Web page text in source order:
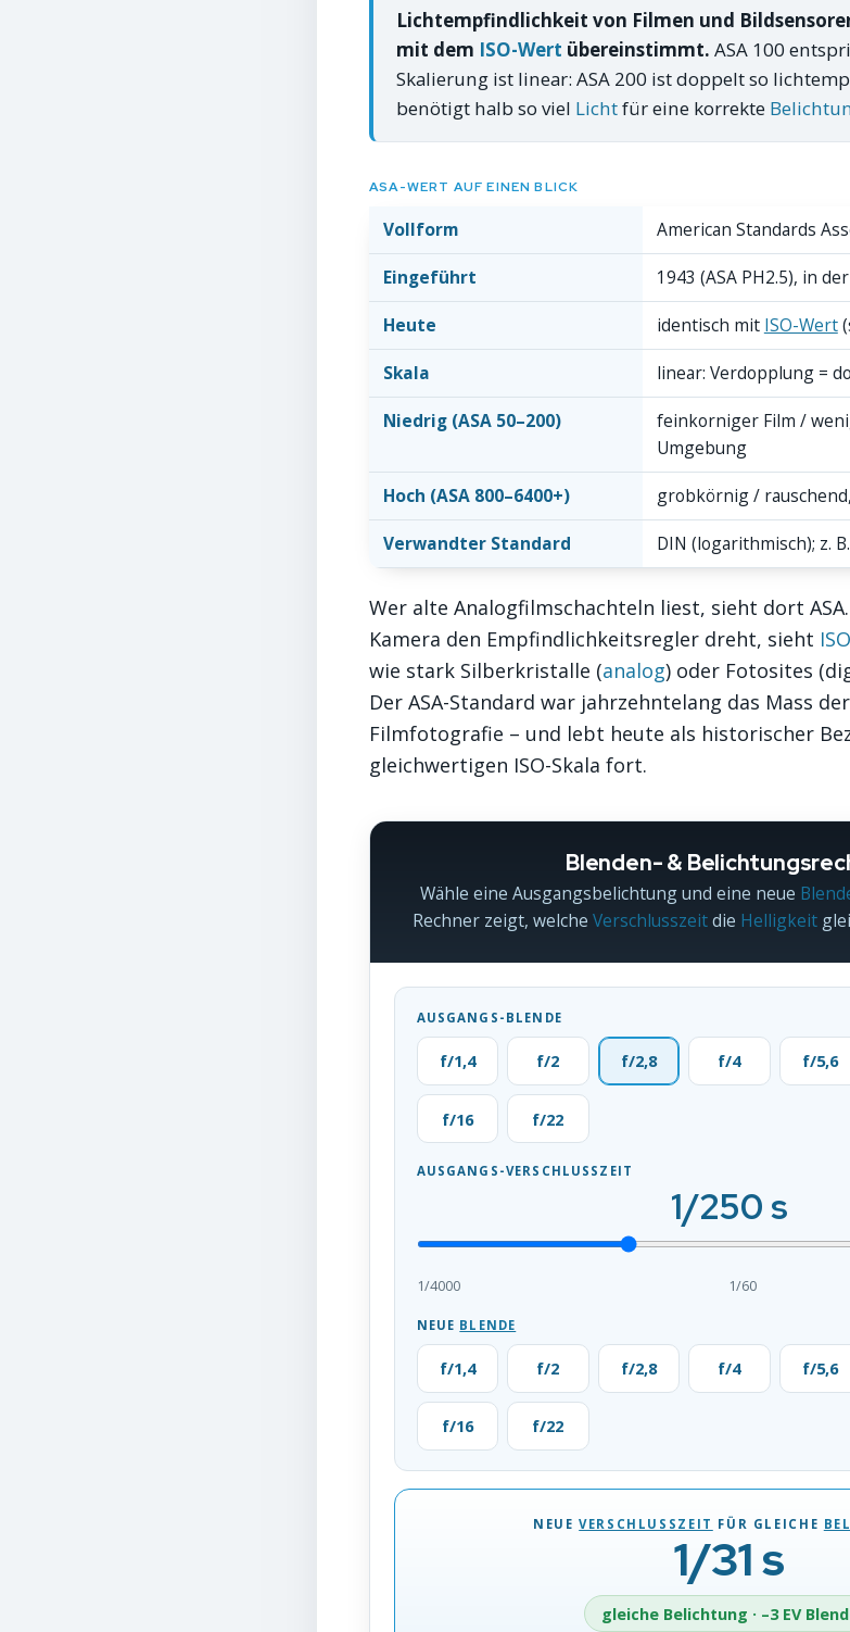
Lichtempfindlichkeit von Filmen und
mit dem ISO-Wert übereinstimmt. ASA 100
Skalierung ist linear: ASA 200 ist doppelt so
benötigt halb so viel Lichtfür eine korrekte
ASA-WERT AUF EINEN BLICK
Vollform
American Standards
Eingeführt
1943 (ASA PH2.5), in
Heute
identisch mit ISO-Wert
Skala
linear: Verdopplung =
Niedrig (ASA 50–200)
feinkorniger Film /
Umgebung
Hoch (ASA 800–6400+)
grobkörnig /
Verwandter Standard
DIN (logarithmisch); z.
Wer alte Analogfilmschachteln liest, sieht dort
Kamera den Empfindlichkeitsregler dreht, sieht ISO
wie stark Silberkristalle (analog) oder Fotosites
Der ASA-Standard war jahrzehntelang das Mass
Filmfotografie – und lebt heute als historischer
gleichwertigen ISO-Skala fort.
Blenden- &
Wähle eine Ausgangsbelichtung und eine neue
Rechner zeigt, welche Verschlusszeitdie Helligkeit
AUSGANGS-BLENDE
f/1,4 f/2 f/2,8 f/4 f/5,6
f/16 f/22
AUSGANGS-VERSCHLUSSZEIT
1/250 s
1/4000 1/60
NEUE BLENDE
f/1,4 f/2 f/2,8 f/4 f/5,6
f/16 f/22
NEUEVERSCHLUSSZEIT FÜR GLEICHE
1/31 s
gleiche Belichtung · –3 EV